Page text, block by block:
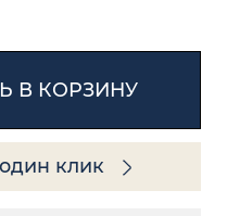
В КОРЗИНУ
клик